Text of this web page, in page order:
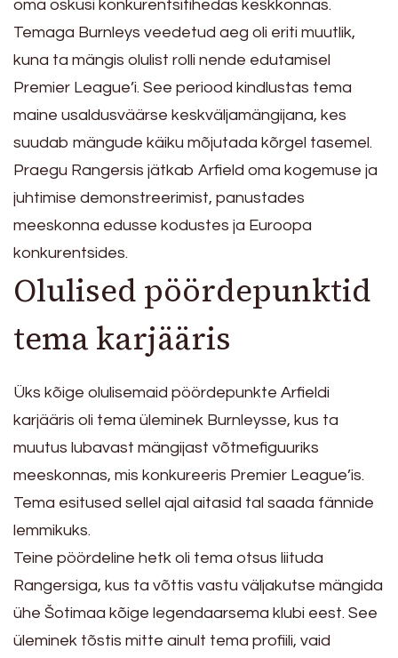
oma oskusi konkurentsitihedas keskkonnas.
Temaga Burnleys veedetud aeg oli eriti muutlik,
kuna ta mängis olulist rolli nende edutamisel
Premier League’i. See periood kindlustas tema
maine usaldusväärse keskväljamängijana, kes
suudab mängude käiku mõjutada kõrgel tasemel.
Praegu Rangersis jätkab Arfield oma kogemuse ja
juhtimise demonstreerimist, panustades
meeskonna edusse kodustes ja Euroopa
konkurentsides.
Olulised pöördepunktid
tema karjääris
Üks kõige olulisemaid pöördepunkte Arfieldi
karjääris oli tema üleminek Burnleysse, kus ta
muutus lubavast mängijast võtmefiguuriks
meeskonnas, mis konkureeris Premier League’is.
Tema esitused sellel ajal aitasid tal saada fännide
lemmikuks.
Teine pöördeline hetk oli tema otsus liituda
Rangersiga, kus ta võttis vastu väljakutse mängida
ühe Šotimaa kõige legendaarsema klubi eest. See
üleminek tõstis mitte ainult tema profiili, vaid